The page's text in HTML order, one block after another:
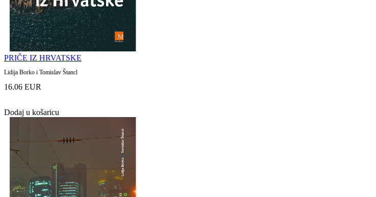
PRIČE IZ HRVATSKE
Lidija Borko i Tomislav Štancl
16.06 EUR
Dodaj u košaricu